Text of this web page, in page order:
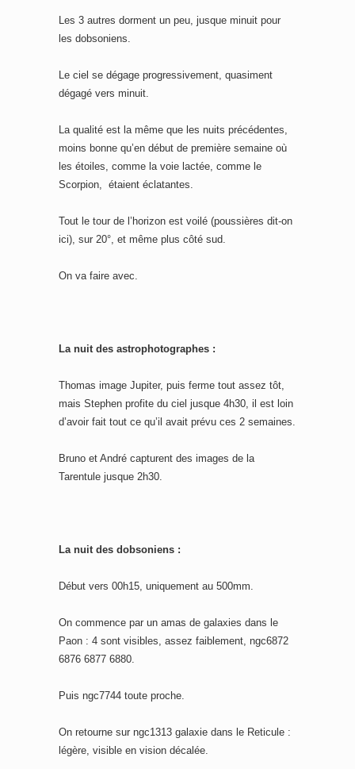
Les 3 autres dorment un peu, jusque minuit pour
les dobsoniens.
Le ciel se dégage progressivement, quasiment
dégagé vers minuit.
La qualité est la même que les nuits précédentes,
moins bonne qu’en début de première semaine où
les étoiles, comme la voie lactée, comme le
Scorpion, étaient éclatantes.
Tout le tour de l’horizon est voilé (poussières dit-on
ici), sur 20°, et même plus côté sud.
On va faire avec.
La nuit des astrophotographes :
Thomas image Jupiter, puis ferme tout assez tôt,
mais Stephen profite du ciel jusque 4h30, il est loin
d’avoir fait tout ce qu’il avait prévu ces 2 semaines.
Bruno et André capturent des images de la
Tarentule jusque 2h30.
La nuit des dobsoniens :
Début vers 00h15, uniquement au 500mm.
On commence par un amas de galaxies dans le
Paon : 4 sont visibles, assez faiblement, ngc6872
6876 6877 6880.
Puis ngc7744 toute proche.
On retourne sur ngc1313 galaxie dans le Reticule :
légère, visible en vision décalée.